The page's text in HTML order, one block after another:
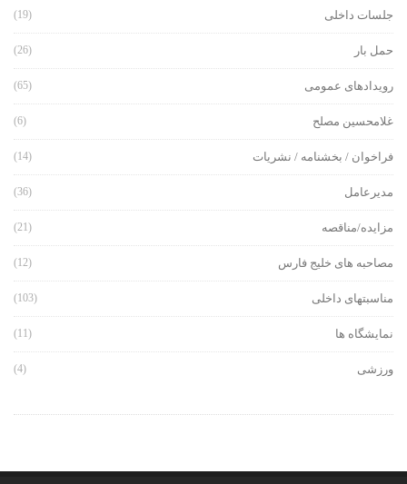
جلسات داخلی (19)
حمل بار (26)
رویدادهای عمومی (65)
غلامحسین مصلح (6)
فراخوان / بخشنامه / نشریات (14)
مدیرعامل (36)
مزایده/مناقصه (21)
مصاحبه های خلیج فارس (12)
مناسبتهای داخلی (103)
نمایشگاه ها (11)
ورزشی (4)